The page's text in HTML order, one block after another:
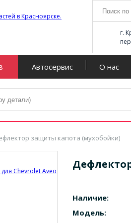
г.
Автосервис О нас
защиты капота (мухобойки)
Наличие:
Модель: